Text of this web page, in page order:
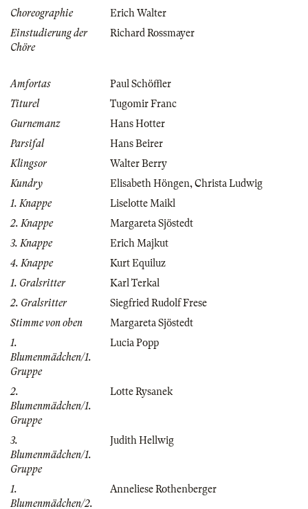
Choreographie
Erich Walter
Einstudierung der
Chöre
Richard Rossmayer
Amfortas
Paul Schöffler
Titurel
Tugomir Franc
Gurnemanz
Hans Hotter
Parsifal
Hans Beirer
Klingsor
Walter Berry
Kundry
Elisabeth Höngen,Christa Ludwig
1. Knappe
Liselotte Maikl
2. Knappe
Margareta Sjöstedt
3. Knappe
Erich Majkut
4. Knappe
Kurt Equiluz
1. Gralsritter
Karl Terkal
2. Gralsritter
Siegfried Rudolf Frese
Stimme von oben
Margareta Sjöstedt
1.
Blumenmädchen/1.
Gruppe
Lucia Popp
2.
Blumenmädchen/1.
Gruppe
Lotte Rysanek
3.
Blumenmädchen/1.
Gruppe
Judith Hellwig
1.
Blumenmädchen/2.
Anneliese Rothenberger